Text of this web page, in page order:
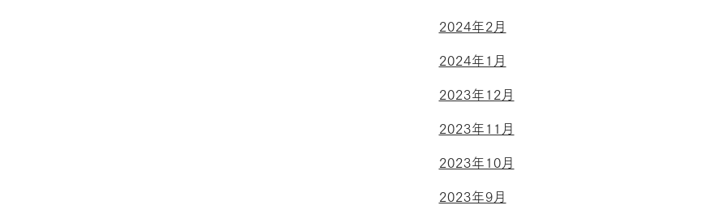
2024年2月
2024年1月
2023年12月
2023年11月
2023年10月
2023年9月